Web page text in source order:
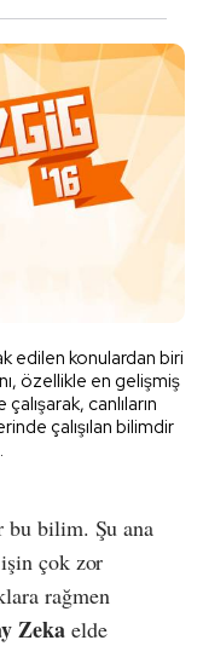
edilen konulardan biri
özellikle en gelişmiş
canlıların
çalışılan bilimdir
bilim. Şu ana
çok zor
rağmen
Zekaelde